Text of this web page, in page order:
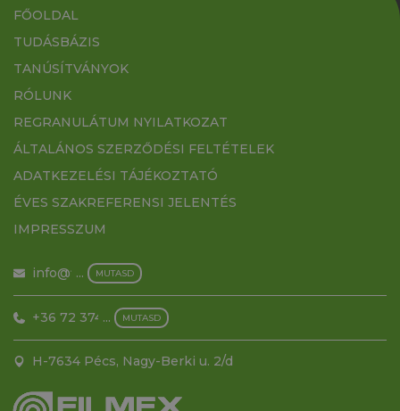
FŐOLDAL
TUDÁSBÁZIS
TANÚSÍTVÁNYOK
RÓLUNK
REGRANULÁTUM NYILATKOZAT
ÁLTALÁNOS SZERZŐDÉSI FELTÉTELEK
ADATKEZELÉSI TÁJÉKOZTATÓ
ÉVES SZAKREFERENSI JELENTÉS
IMPRESSZUM
info@filmex.hu
... MUTASD
+36 72 374 500
... MUTASD
H-7634 Pécs, Nagy-Berki u. 2/d